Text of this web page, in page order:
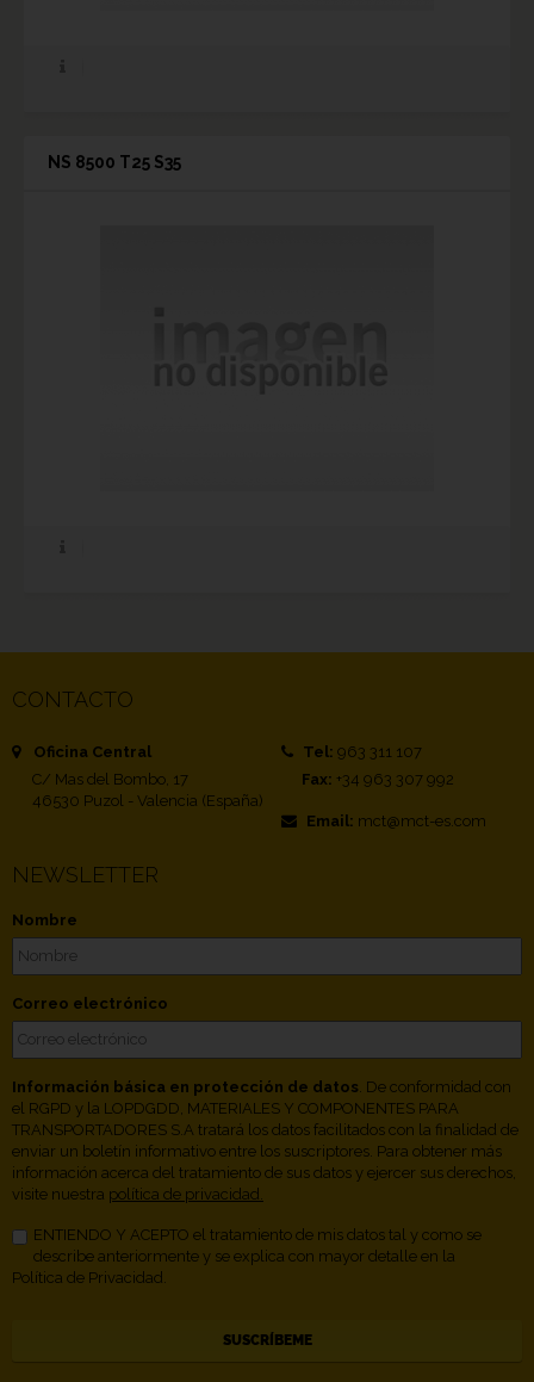
NS 8500 T25 S35
CONTACTO
Oficina Central
C/ Mas del Bombo, 17
46530 Puzol - Valencia (España)
Tel: 963 311 107
Fax: +34 963 307 992
Email: mct@mct-es.com
NEWSLETTER
Nombre
Correo electrónico
Información básica en protección de datos . De conformidad con
el RGPD y la LOPDGDD, MATERIALES Y COMPONENTES PARA
TRANSPORTADORES S.A tratará los datos facilitados con la finalidad de
enviar un boletín informativo entre los suscriptores. Para obtener más
información acerca del tratamiento de sus datos y ejercer sus derechos,
visite nuestra política de privacidad.
ENTIENDO Y ACEPTO el tratamiento de mis datos tal y como se
describe anteriormente y se explica con mayor detalle en la
Política de Privacidad.